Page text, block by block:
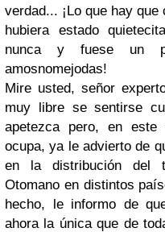
verdad... ¡Lo que hay
hubiera estado
nunca y fuese un
amosnomejodas!
Mire usted, señor
muy libre se sentirse
apetezca pero, en
ocupa, ya le advierto de
en la distribución del
Otomano en distintos
hecho, le informo de
ahora la única que de